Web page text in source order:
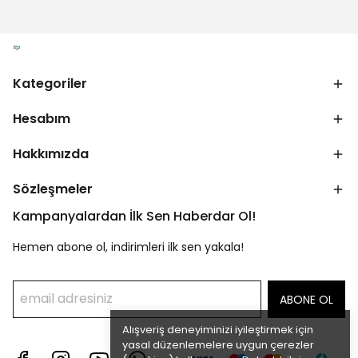
Alışveriş deneyiminizi iyileştirmek için
yasal düzenlemelere uygun çerezler
Kategoriler
Hesabım
Hakkımızda
Sözleşmeler
Kampanyalardan İlk Sen Haberdar Ol!
Hemen abone ol, indirimleri ilk sen yakala!
ABONE OL